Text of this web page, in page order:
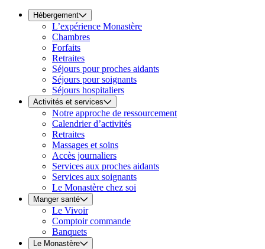
Hébergement
L’expérience Monastère
Chambres
Forfaits
Retraites
Séjours pour proches aidants
Séjours pour soignants
Séjours hospitaliers
Activités et services
Notre approche de ressourcement
Calendrier d’activités
Retraites
Massages et soins
Accès journaliers
Services aux proches aidants
Services aux soignants
Le Monastère chez soi
Manger santé
Le Vivoir
Comptoir commande
Banquets
Le Monastère